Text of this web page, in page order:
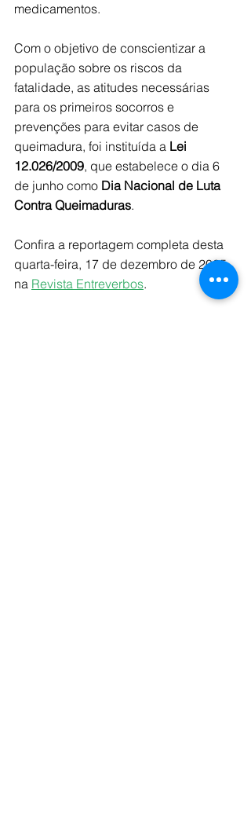
medicamentos.
Com o objetivo de conscientizar a
população sobre os riscos da
fatalidade, as atitudes necessárias
para os primeiros socorros e
prevenções para evitar casos de
queimadura, foi instituída a Lei
12.026/2009, que estabelece o dia 6
de junho como Dia Nacional de Luta
Contra Queimaduras.
Confira a reportagem completa desta
quarta-feira, 17 de dezembro de 2025,
na Revista Entreverbos.